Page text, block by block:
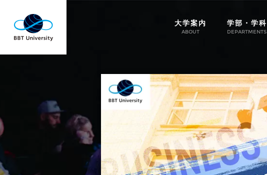
大学案内
ABOUT
学部・学科
DEPARTMENTS